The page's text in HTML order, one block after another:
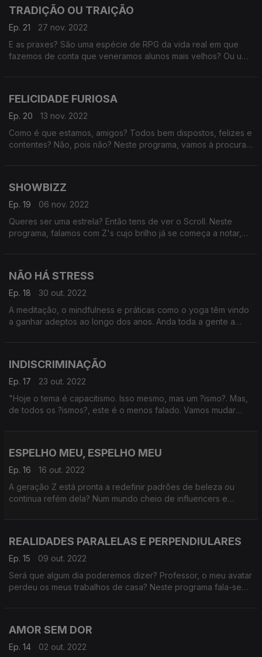
nenhuma cultura. Não é difícil
TRADIÇÃO OU TRAIÇÃO
Ep. 21
27 nov. 2022
E as praxes? São uma espécie de RPG da vida real em que
fazemos de conta que veneramos alunos mais velhos? Ou uma
alunos? Vamos pensar em alternativas? O debate promete ser
acalorado ? ou, se preferirem, acaloirado. É um trocadilho,
FELICIDADE FURIOSA
Ep. 20
13 nov. 2022
Como é que estamos, amigos? Todos bem dispostos, felizes e
contentes? Não, pois não? Neste programa, vamos à procura
procuram no seu dia-a-dia.
SHOWBIZZ
Ep. 19
06 nov. 2022
Queres ser uma estrela? Então tens de ver o Scroll. Neste
programa, falamos com Z's cujo brilho já se começa a notar,
da cultura e do entertenimento, na visão de quem já está
inserido no meio.
NÃO HÁ STRESS
Ep. 18
30 out. 2022
A meditação, o mindfulness e práticas como o yoga têm vindo
a ganhar adeptos ao longo dos anos. Anda toda a gente a
maneira ?natural? de evitar ansiolíticos e antidepressivos?
Poderá a meditação resolver muitos dos problemas de
ansiedade que temos? Neste programa, falamos de wellness,
Zs querem viver para sempre ou morrer a tentar.
INDISCRIMINAÇÃO
Ep. 17
23 out. 2022
"Hoje o tema é capacitismo. Isso mesmo, mas um ?ismo?. Mas,
de todos os ?ismos?, este é o menos falado. Vamos mudar
ESPELHO MEU, ESPELHO MEU
Ep. 16
16 out. 2022
A geração Z está pronta a redefinir padrões de beleza ou
continua refém dela? Num mundo cheio de influencers e
dietshaming, enfim, tudo menos shaming de pessoas que
fazem shaming. Será que a geração Z consegue viver sem
Noepisódio de hoje, vamos falar de como nos sentimos nos
nossos corpos. E da pressão que existe para sermos outra
REALIDADES PARALELAS E PERPENDIULARES
Ep. 15
09 out. 2022
Será que algum dia poderemos dizer? Professor, o meu avatar
perdeu os meus trabalhos de casa? Neste programa fala-se
AMOR SEM DOR
Ep. 14
02 out. 2022